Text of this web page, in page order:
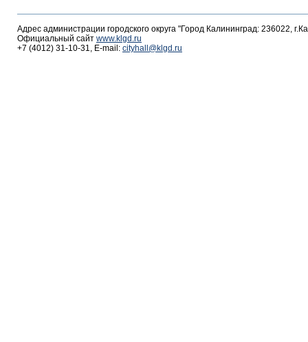
Адрес администрации городского округа "Город Калининград: 236022,
Официальный сайт www.klgd.ru
+7 (4012) 31-10-31, E-mail: cityhall@klgd.ru